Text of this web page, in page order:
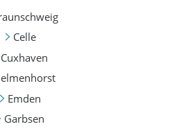
Celle
Cuxhaven
Emden
Garbsen